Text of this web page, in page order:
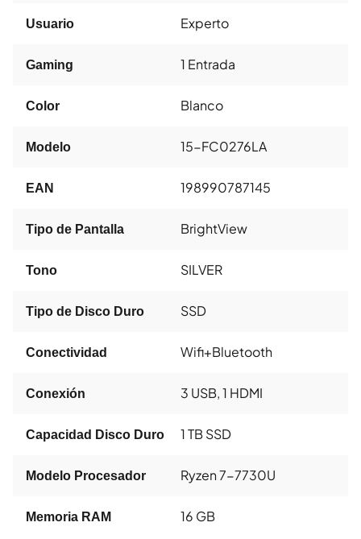
Usuario Experto
Gaming 1 Entrada
Color Blanco
Modelo 15-FC0276LA
EAN 198990787145
Tipo de Pantalla BrightView
Tono SILVER
Tipo de Disco Duro SSD
Conectividad Wifi+Bluetooth
Conexión 3 USB, 1 HDMI
Capacidad Disco Duro 1 TB SSD
Modelo Procesador Ryzen 7-7730U
Memoria RAM 16 GB